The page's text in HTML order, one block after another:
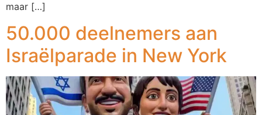
maar […]
50.000 deelnemers aan
Israëlparade in New York